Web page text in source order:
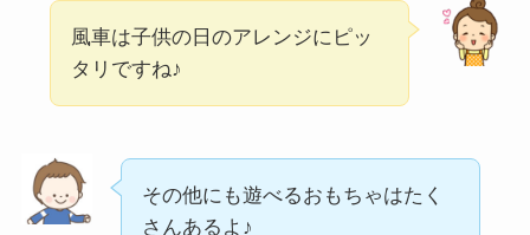
風車は子供の日のアレンジにピッ
タリですね♪
その他にも遊べるおもちゃはたく
さんあるよ♪